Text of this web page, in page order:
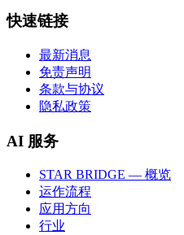
快速链接
最新消息
免责声明
条款与协议
隐私政策
AI 服务
STAR BRIDGE — 概览
运作流程
应用方向
行业